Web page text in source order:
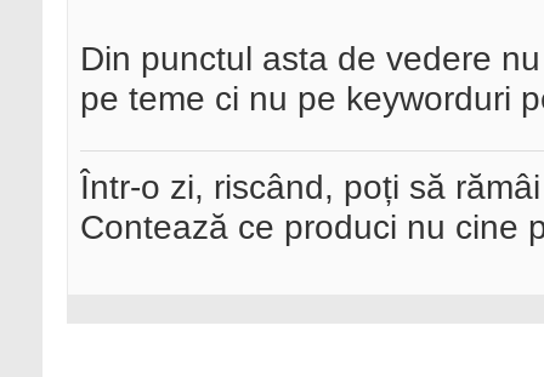
Din punctul asta de vedere
pe teme ci nu pe keyworduri
Într-o zi, riscând, poți să
Contează ce produci nu cine